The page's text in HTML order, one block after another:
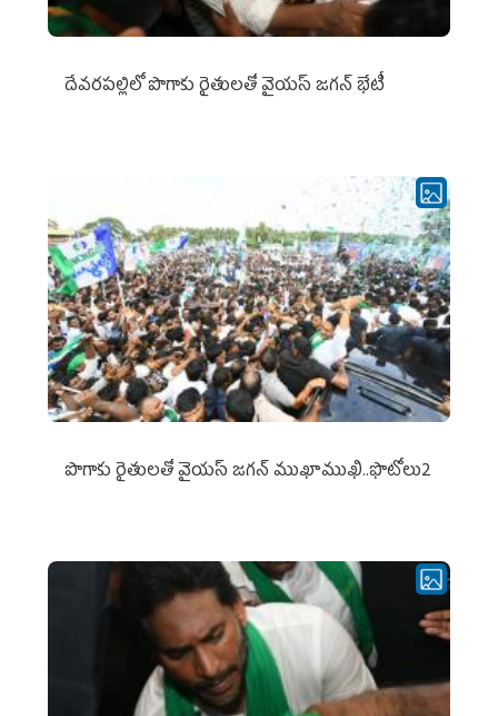
దేవరపల్లిలో పొగాకు రైతులతో వైయస్ జగన్ భేటీ
పొగాకు రైతుల‌తో వైయ‌స్ జ‌గ‌న్ ముఖాముఖి..ఫొటోలు2